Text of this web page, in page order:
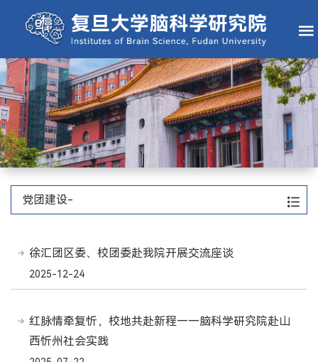
党团建设-
徐汇团区委、校团委赴我院开展交流座谈
2025-12-24
红脉情牵复忻，校地共赴新程——脑科学研究院赴山
西忻州社会实践